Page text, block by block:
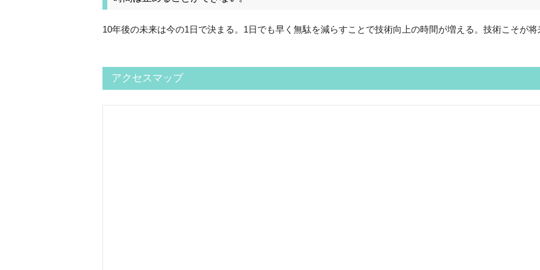
10年後の未来は今の1日で決まる。1日でも早く無駄を減らすことで技術向上の時間が増える。技術こそが将
アクセスマップ